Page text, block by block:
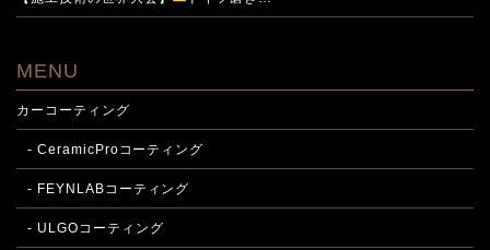
MENU
カーコーティング
- CeramicProコーティング
- FEYNLABコーティング
- ULGOコーティング